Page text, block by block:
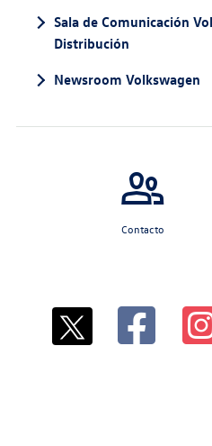
Sala de Comunicación
Distribución
Newsroom Volkswagen
Contacto